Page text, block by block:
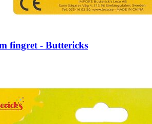
fingret - Buttericks